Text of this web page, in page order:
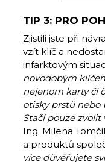
TIP 3: PRO
Zjistili jste při
vzít klíč a
infarktovým
novodobým
nejenom karty či
otisky prstů nebo
Stačí pouze zvolit
Ing. Milena
a produktů
více důvěřujete